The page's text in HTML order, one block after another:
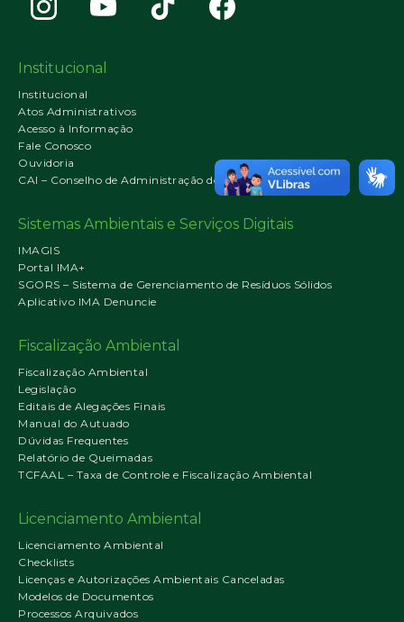
Institucional
Institucional
Atos Administrativos
Acesso à Informação
Fale Conosco
Ouvidoria
CAI – Conselho de Administração do IMA
Sistemas Ambientais e Serviços Digitais
IMAGIS
Portal IMA+
SGORS – Sistema de Gerenciamento de Resíduos Sólidos
Aplicativo IMA Denuncie
Fiscalização Ambiental
Fiscalização Ambiental
Legislação
Editais de Alegações Finais
Manual do Autuado
Dúvidas Frequentes
Relatório de Queimadas
TCFAAL – Taxa de Controle e Fiscalização Ambiental
Licenciamento Ambiental
Licenciamento Ambiental
Checklists
Licenças e Autorizações Ambientais Canceladas
Modelos de Documentos
Processos Arquivados